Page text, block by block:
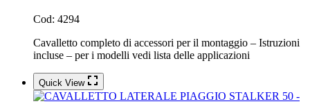
Cod: 4294
Cavalletto completo di accessori per il montaggio – Istruzioni
incluse – per i modelli vedi lista delle applicazioni
Quick View